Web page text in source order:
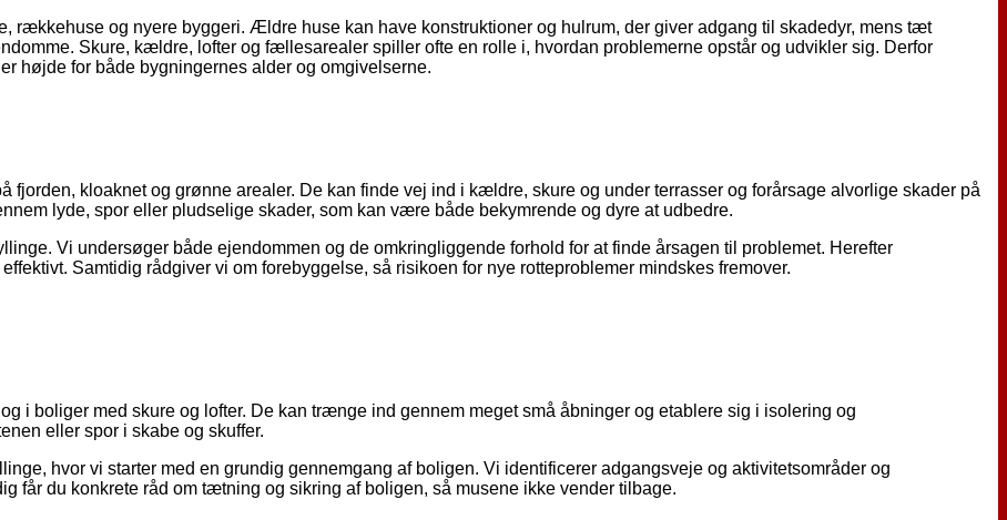
rækkehuse og nyere byggeri. Ældre huse kan have konstruktioner og hulrum, der giver adgang til skadedyr, mens tæt
Skure, kældre, lofter og fællesarealer spiller ofte en rolle i, hvordan problemerne opstår og udvikler sig. Derfor
højde for både bygningernes alder og omgivelserne.
kloaknet og grønne arealer. De kan finde vej ind i kældre, skure og under terrasser og forårsage alvorlige skader på
lyde, spor eller pludselige skader, som kan være både bekymrende og dyre at udbedre.
Vi undersøger både ejendommen og de omkringliggende forhold for at finde årsagen til problemet. Herefter
Samtidig rådgiver vi om forebyggelse, så risikoen for nye rotteproblemer mindskes fremover.
i boliger med skure og lofter. De kan trænge ind gennem meget små åbninger og etablere sig i isolering og
eller spor i skabe og skuffer.
hvor vi starter med en grundig gennemgang af boligen. Vi identificerer adgangsveje og aktivitetsområder og
får du konkrete råd om tætning og sikring af boligen, så musene ikke vender tilbage.